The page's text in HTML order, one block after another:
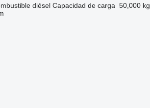
diésel Capacidad de carga 50,000 kg